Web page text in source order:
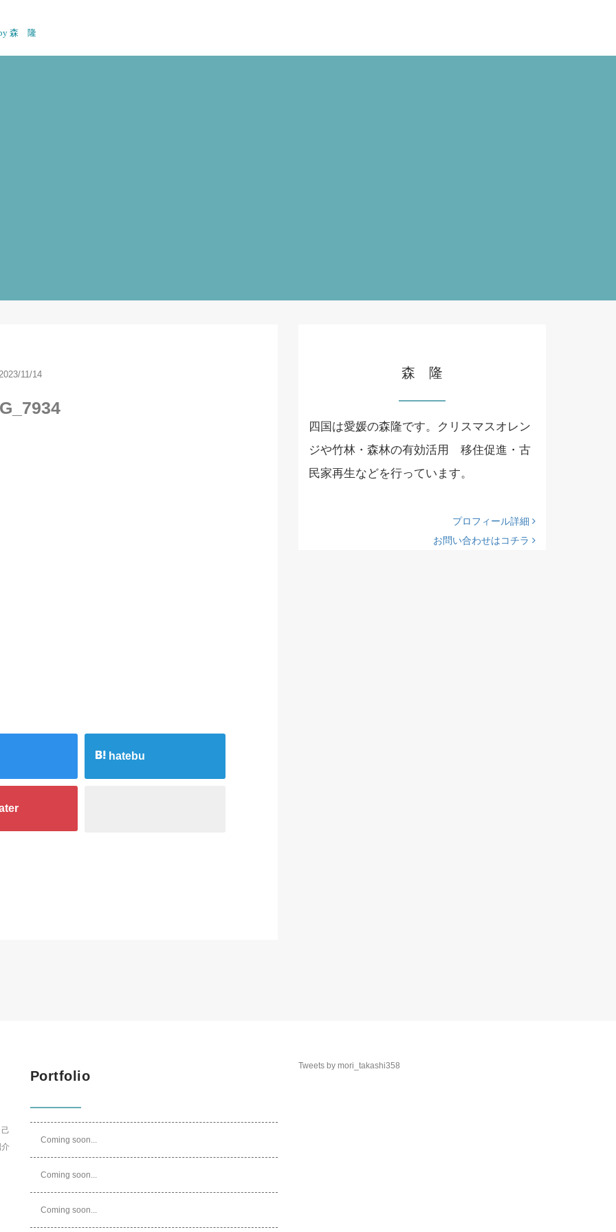
森 隆
11/14
hatebu
森 隆
四国は愛媛の森隆です。クリスマスオレン
ジや竹林・森林の有効活用 移住促進・古
民家再生などを行っています。
プロフィール詳細
お問い合わせはコチラ
Portfolio
Coming soon...
Coming soon...
Coming soon...
Tweets by mori_takashi358